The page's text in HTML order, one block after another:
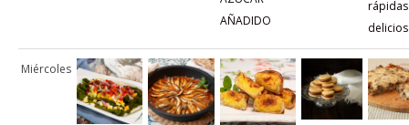
AÑADIDO
Miércoles